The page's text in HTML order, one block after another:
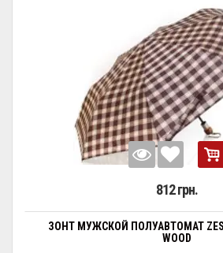
812 грн.
ЗОНТ МУЖСКОЙ ПОЛУАВТОМАТ
WOOD